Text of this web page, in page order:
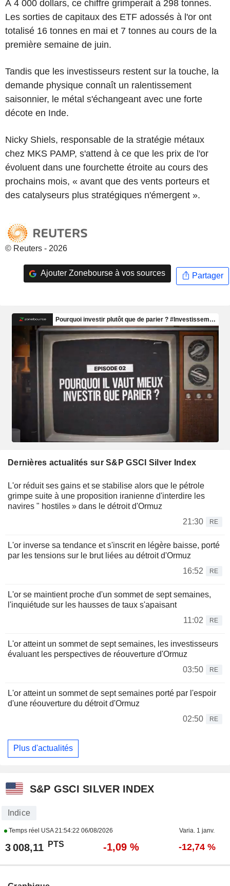
À 4 000 dollars, ce chiffre grimperait à 298 tonnes.
Les sorties de capitaux des ETF adossés à l'or ont
totalisé 16 tonnes en mai et 7 tonnes au cours de la
première semaine de juin.
Tandis que les investisseurs restent sur la touche, la
demande physique connaît un ralentissement
saisonnier, le métal s'échangeant avec une forte
décote en Inde.
Nicky Shiels, responsable de la stratégie métaux
chez MKS PAMP, s'attend à ce que les prix de l'or
évoluent dans une fourchette étroite au cours des
prochains mois, « avant que des vents porteurs et
des catalyseurs plus stratégiques n'émergent ».
© Reuters - 2026
Ajouter Zonebourse à vos sources Partager
Dernières actualités sur S&P GSCI Silver Index
L'or réduit ses gains et se stabilise alors que le pétrole
grimpe suite à une proposition iranienne d'interdire les
navires " hostiles » dans le détroit d'Ormuz
21:30
RE
L'or inverse sa tendance et s'inscrit en légère baisse, porté
par les tensions sur le brut liées au détroit d'Ormuz
16:52
RE
L'or se maintient proche d'un sommet de sept semaines,
l'inquiétude sur les hausses de taux s'apaisant
11:02
RE
L'or atteint un sommet de sept semaines, les investisseurs
évaluant les perspectives de réouverture d'Ormuz
03:50
RE
L'or atteint un sommet de sept semaines porté par l'espoir
d'une réouverture du détroit d'Ormuz
02:50
RE
Plus d'actualités
S&P GSCI SILVER INDEX
Indice
Temps réel USA21:54:22 06/08/2026 Varia. 1 janv.
3 008,11 PTS -1,09 % -12,74 %